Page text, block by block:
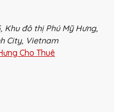
Khu đô thị Phú Mỹ Hưng,
City, Vietnam